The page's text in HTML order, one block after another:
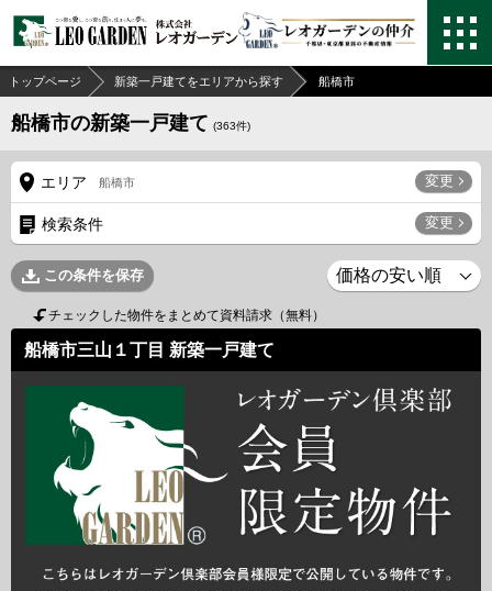
トップページ 新築一戸建てをエリアから探す 船橋市
船橋市の新築一戸建て (363件)
エリア 船橋市 変更
検索条件 変更
この条件を保存
チェックした物件をまとめて資料請求（無料）
船橋市三山１丁目 新築一戸建て